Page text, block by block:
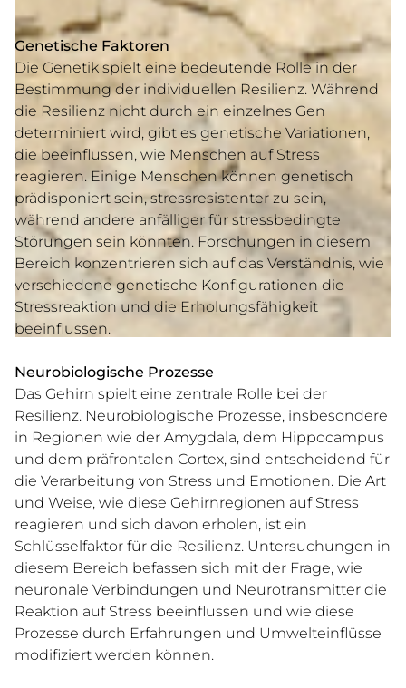
FÜR PRIVATPERSONEN
ÜBER MICH
KONTAKT
Genetische Faktoren
Die Genetik spielt eine bedeutende Rolle in der
Bestimmung der individuellen Resilienz. Während
die Resilienz nicht durch ein einzelnes Gen
determiniert wird, gibt es genetische Variationen,
die beeinflussen, wie Menschen auf Stress
reagieren. Einige Menschen können genetisch
prädisponiert sein, stressresistenter zu sein,
während andere anfälliger für stressbedingte
Störungen sein könnten. Forschungen in diesem
Bereich konzentrieren sich auf das Verständnis, wie
verschiedene genetische Konfigurationen die
Stressreaktion und die Erholungsfähigkeit
beeinflussen.
Neurobiologische Prozesse
Das Gehirn spielt eine zentrale Rolle bei der
Resilienz. Neurobiologische Prozesse, insbesondere
in Regionen wie der Amygdala, dem Hippocampus
und dem präfrontalen Cortex, sind entscheidend für
die Verarbeitung von Stress und Emotionen. Die Art
und Weise, wie diese Gehirnregionen auf Stress
reagieren und sich davon erholen, ist ein
Schlüsselfaktor für die Resilienz. Untersuchungen in
diesem Bereich befassen sich mit der Frage, wie
neuronale Verbindungen und Neurotransmitter die
Reaktion auf Stress beeinflussen und wie diese
Prozesse durch Erfahrungen und Umwelteinflüsse
modifiziert werden können.